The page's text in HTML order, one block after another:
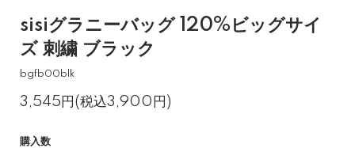
sisiグラニーバッグ 120%ビッグサイ
ズ 刺繍 ブラック
bgfb00blk
3,545円(税込3,900円)
購入数